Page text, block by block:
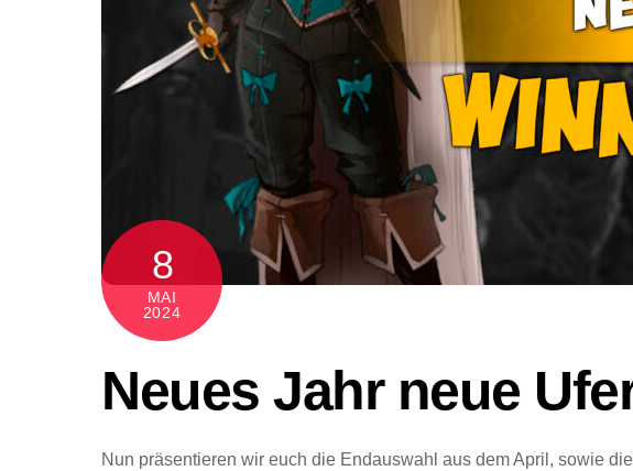
8
MAI
2024
Neues Jahr neue
Nun präsentieren wir euch die Endauswahl aus dem April, sowie